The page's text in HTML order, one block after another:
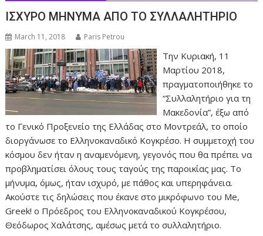
ΙΣΧΥΡΟ ΜΗΝΥΜΑ ΑΠΟ ΤΟ ΣΥΛΛΑΛΗΤΗΡΙΟ
March 11, 2018 Paris Petrou
Την Κυριακή, 11
Μαρτίου 2018,
πραγματοποιήθηκε το
“Συλλαλητήριο για τη
Μακεδονία”, έξω από
το Γενικό Προξενείο της Ελλάδας στο Μοντρεάλ, το οποίο
διοργάνωσε το Ελληνοκαναδικό Κογκρέσο. Η συμμετοχή του
κόσμου δεν ήταν η αναμενόμενη, γεγονός που θα πρέπει να
προβληματίσει όλους τους ταγούς της παροικίας μας. Το
μήνυμα, όμως, ήταν ισχυρό, με πάθος και υπερηφάνεια.
Ακούστε τις δηλώσεις που έκανε στο μικρόφωνο του Me,
Greek! ο Πρόεδρος του Ελληνοκαναδικού Κογκρέσου,
Θεόδωρος Χαλάτσης, αμέσως μετά το συλλαλητήριο.